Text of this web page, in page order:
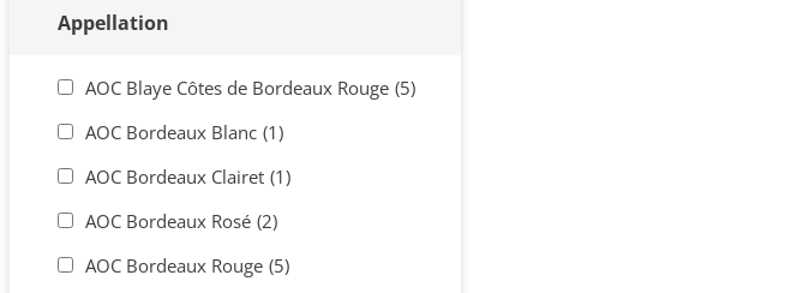
Appellation
AOC Blaye Côtes de Bordeaux Rouge (5)
AOC Bordeaux Blanc (1)
AOC Bordeaux Clairet (1)
AOC Bordeaux Rosé (2)
AOC Bordeaux Rouge (5)